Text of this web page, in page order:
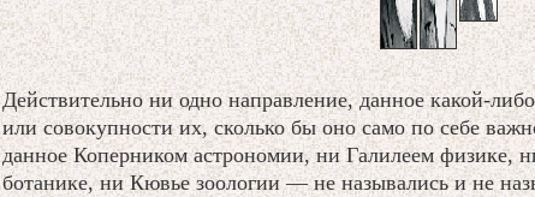
Действительно ни одно направление, данное какой-
или совокупности их, сколько бы оно само по себе
данное Коперником астрономии, ни Галилеем физике,
ботанике, ни Кювье зоологии — не назывались и не